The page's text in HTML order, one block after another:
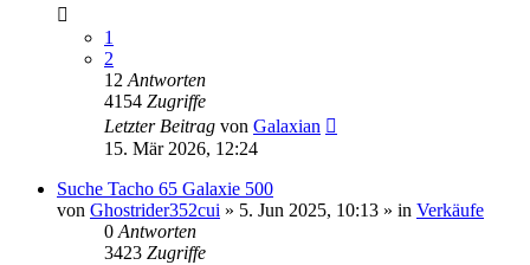
1
2
12 Antworten
4154 Zugriffe
Letzter Beitrag von Galaxian
15. Mär 2026, 12:24
Suche Tacho 65 Galaxie 500
von Ghostrider352cui » 5. Jun 2025, 10:13 » in Verkäufe
0 Antworten
3423 Zugriffe